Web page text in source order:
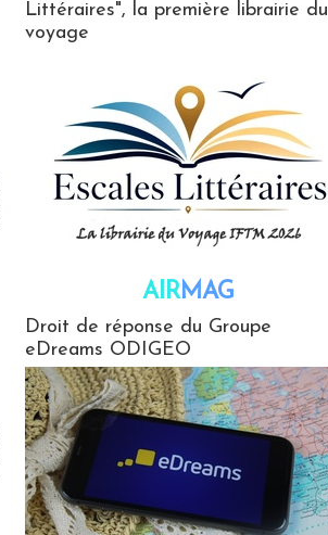
Littéraires", la première librairie du
voyage
AIRMAG
Droit de réponse du Groupe
eDreams ODIGEO